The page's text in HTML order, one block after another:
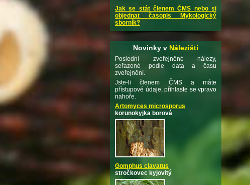
Jak se stát členem ČMS nebo si
objednat časopis Mykologický
sborník?
Novinky v Nálezišti
Poslední zveřejněné nálezy,
seřazené podle data a času
zveřejnění.
Jste-li členem ČMS a máte
přístupové údaje, přihlaste se vpravo
nahoře.
Artomyces microsporus
korunokyjka borová
Gomphus clavatus
stročkovec kyjovitý